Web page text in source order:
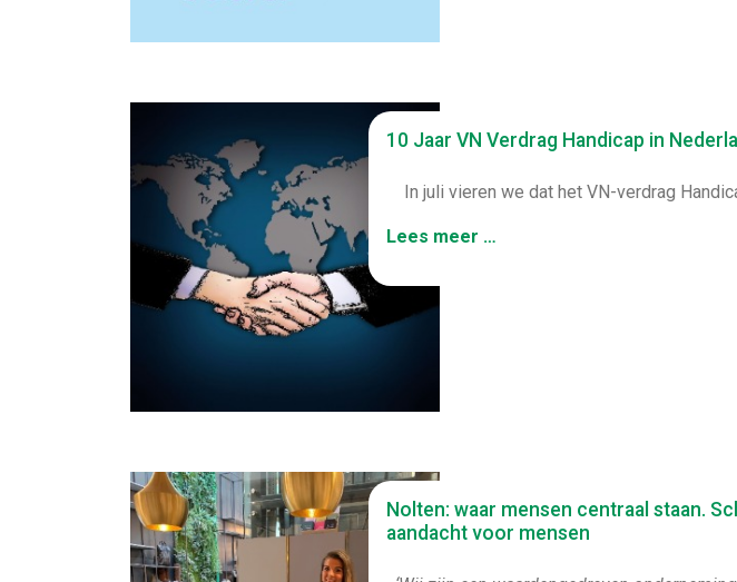
10 Jaar VN Verdrag Handicap in
In juli vieren we dat het VN-verdrag
Lees meer …
Nolten: waar mensen centraal staan.
aandacht voor mensen